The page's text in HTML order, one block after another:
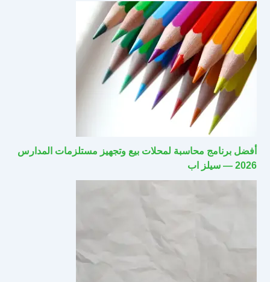
أفضل برنامج محاسبة لمحلات بيع وتجهيز مستلزمات المدارس
2026 — سيلز اب